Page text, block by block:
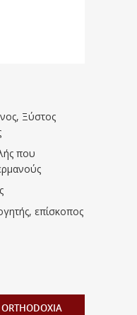
Ξύστος
που
επίσκοπος
ORTHODOXIA